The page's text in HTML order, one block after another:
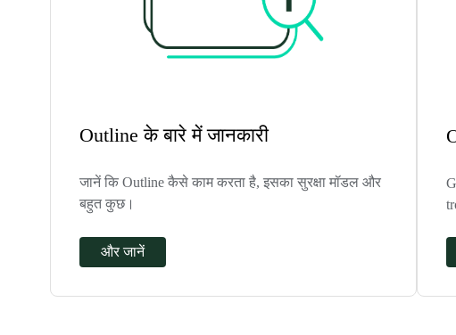
Outline के बारे में जानकारी
जानें कि Outline कैसे काम करता है, इसका सुरक्षा मॉडल और
बहुत कुछ।
और जानें